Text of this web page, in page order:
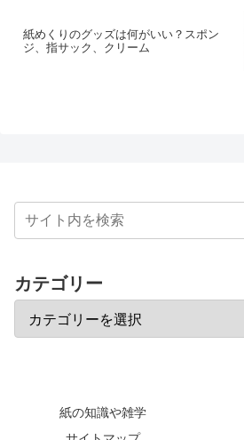
紙めくりのグッズは何がいい？スポン
ジ、指サック、クリーム
カテゴリー
紙の知識や雑学